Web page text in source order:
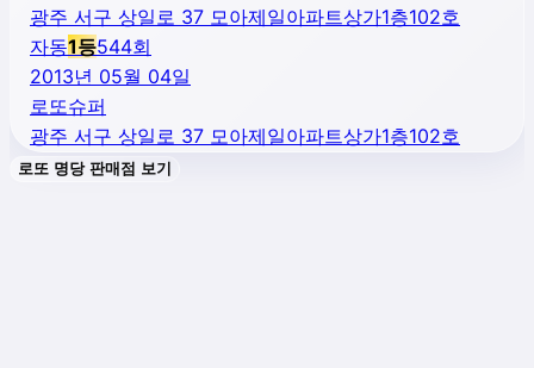
광주 서구 상일로 37 모아제일아파트상가1층102호
자동1등544회
2013년 05월 04일
로또슈퍼
광주 서구 상일로 37 모아제일아파트상가1층102호
로또 명당 판매점 보기